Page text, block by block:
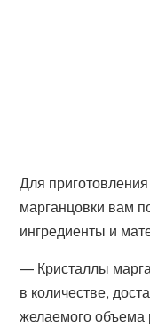
Для
марганцовки вам
ингредиенты и
— Кристаллы
в количестве,
желаемого объема